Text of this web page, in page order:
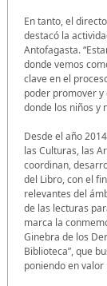
En tanto, el
destacó la
Antofagasta.
donde vemos
clave en el
poder promover y
donde los niños y
Desde el año
las Culturas, las
coordinan,
del Libro, con el
relevantes del
de las lecturas
marca la
Ginebra de los
Biblioteca”, que
poniendo en